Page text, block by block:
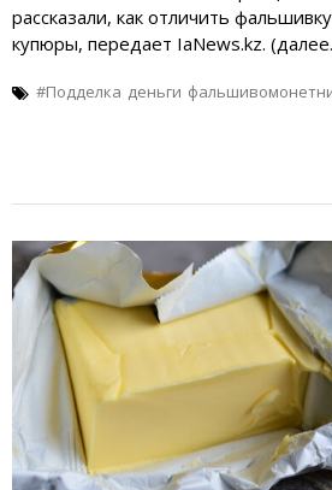
рассказали, как отличить
купюры, передает IaNews.kz.
#Подделка деньги